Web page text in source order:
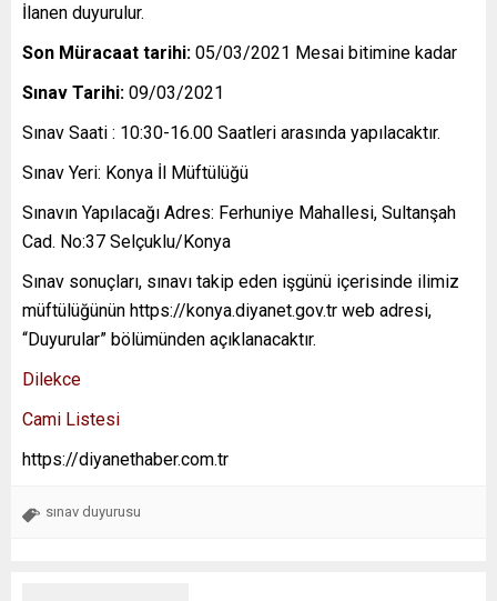
İlanen duyurulur.
Son Müracaat tarihi: 05/03/2021 Mesai bitimine kadar
Sınav Tarihi: 09/03/2021
Sınav Saati : 10:30-16.00 Saatleri arasında yapılacaktır.
Sınav Yeri: Konya İl Müftülüğü
Sınavın Yapılacağı Adres: Ferhuniye Mahallesi, Sultanşah
Cad. No:37 Selçuklu/Konya
Sınav sonuçları, sınavı takip eden işgünü içerisinde ilimiz
müftülüğünün https://konya.diyanet.gov.tr web adresi,
“Duyurular” bölümünden açıklanacaktır.
Dilekce
Cami Listesi
https://diyanethaber.com.tr
sınav duyurusu